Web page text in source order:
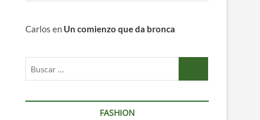
Carlos en Un comienzo que da bronca
FASHION